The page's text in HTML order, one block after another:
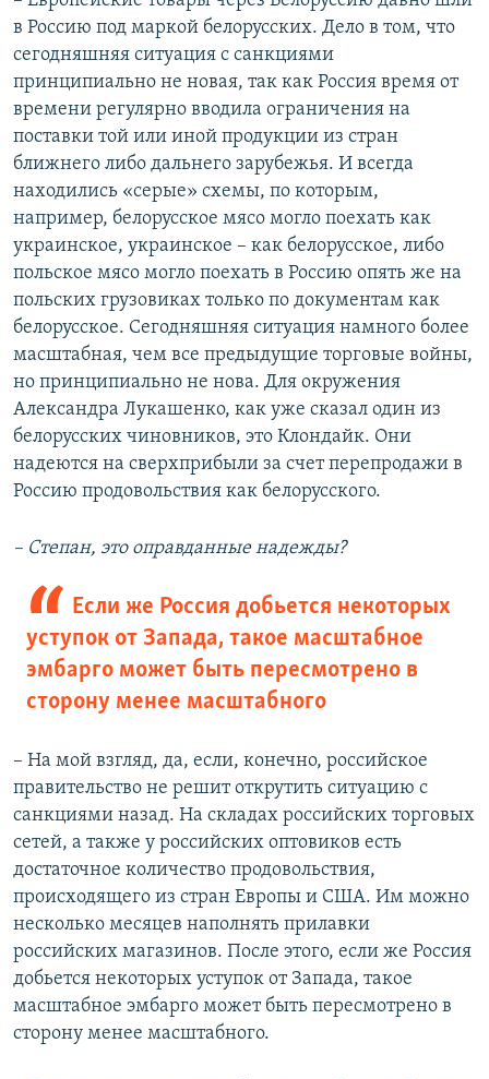
в Россию под маркой белорусских. Дело в том, что
сегодняшняя ситуация с санкциями
принципиально не новая, так как Россия время от
времени регулярно вводила ограничения на
поставки той или иной продукции из стран
ближнего либо дальнего зарубежья. И всегда
находились «серые» схемы, по которым,
например, белорусское мясо могло поехать как
украинское, украинское – как белорусское, либо
польское мясо могло поехать в Россию опять же на
польских грузовиках только по документам как
белорусское. Сегодняшняя ситуация намного более
масштабная, чем все предыдущие торговые войны,
но принципиально не нова. Для окружения
Александра Лукашенко, как уже сказал один из
белорусских чиновников, это Клондайк. Они
надеются на сверхприбыли за счет перепродажи в
Россию продовольствия как белорусского.
– Степан, это оправданные надежды?
Если же Россия добьется некоторых
уступок от Запада, такое масштабное
эмбарго может быть пересмотрено в
сторону менее масштабного
– На мой взгляд, да, если, конечно, российское
правительство не решит открутить ситуацию с
санкциями назад. На складах российских торговых
сетей, а также у российских оптовиков есть
достаточное количество продовольствия,
происходящего из стран Европы и США. Им можно
несколько месяцев наполнять прилавки
российских магазинов. После этого, если же Россия
добьется некоторых уступок от Запада, такое
масштабное эмбарго может быть пересмотрено в
сторону менее масштабного.